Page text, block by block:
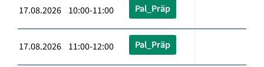
17.08.2026 10:00-11:00 Pal_Präp
17.08.2026 11:00-12:00 Pal_Präp